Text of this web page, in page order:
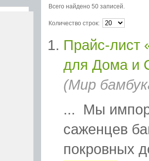
Всего найдено 50 записей.
Количество строк:
Прайс-лист
для Дома и
(Мир
... Мы
саженцев
покровных